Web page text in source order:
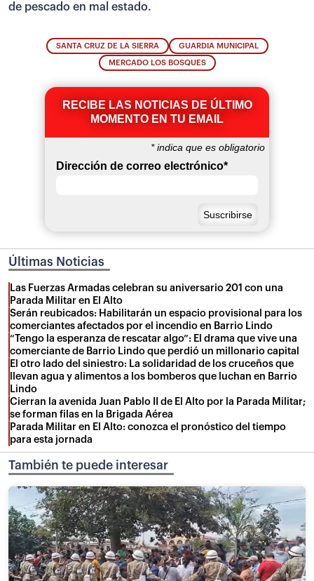
de pescado en mal estado.
SANTA CRUZ DE LA SIERRA GUARDIA MUNICIPAL
MERCADO LOS BOSQUES
RECIBE LAS NOTICIAS DE ÚLTIMO
MOMENTO EN TU EMAIL
*indica que es obligatorio
Dirección de correo electrónico*
Últimas Noticias
Las Fuerzas Armadas celebran su aniversario 201 con una
Parada Militar en El Alto
Serán reubicados: Habilitarán un espacio provisional para los
comerciantes afectados por el incendio en Barrio Lindo
“Tengo la esperanza de rescatar algo”: El drama que vive una
comerciante de Barrio Lindo que perdió un millonario capital
El otro lado del siniestro: La solidaridad de los cruceños que
llevan agua y alimentos a los bomberos que luchan en Barrio
Lindo
Cierran la avenida Juan Pablo II de El Alto por la Parada Militar;
se forman filas en la Brigada Aérea
Parada Militar en El Alto: conozca el pronóstico del tiempo
para esta jornada
También te puede interesar